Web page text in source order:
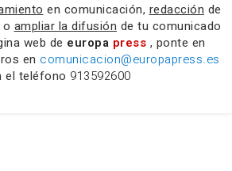
en comunicación, redacción de
ampliar la difusión de tu comunicado
web de europa press , ponte en
en comunicacion@europapress.es
el teléfono 913592600